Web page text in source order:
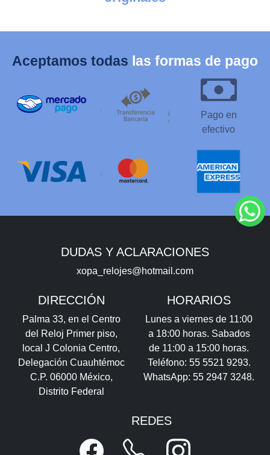
Aceptamos todas las formas de pago
Pago en
efectivo
DUDAS Y ACLARACIONES
xopa_relojes@hotmail.com
DIRECCIÓN
Palma 33, en el Centro
del Reloj Primer piso,
local J Colonia Centro,
Delegación Cuauhtémoc
C.P. 06000 México,
Distrito Federal
HORARIOS
Lunes a viernes de 11:00
a 18:00 horas. Sabados
de 11:00 a 15:00 horas.
Teléfono: 55 5521 9293.
WhatsApp: 55 2947 3248.
REDES